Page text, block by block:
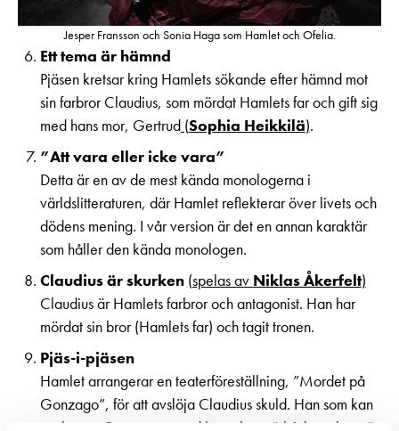
Jesper Fransson och Sonia Haga som Hamlet och Ofelia.
Ett tema är hämnd
Pjäsen kretsar kring Hamlets sökande efter hämnd mot
sin farbror Claudius, som mördat Hamlets far och gift sig
med hans mor, Gertrud(Sophia Heikkilä).
”Att vara eller icke vara”
Detta är en av de mest kända monologerna i
världslitteraturen, där Hamlet reflekterar över livets och
dödens mening. I vår version är det en annan karaktär
som håller den kända monologen.
Claudius är skurken (spelas av Niklas Åkerfelt)
Claudius är Hamlets farbror och antagonist. Han har
mördat sin bror (Hamlets far) och tagit tronen.
Pjäs-i-pjäsen
Hamlet arrangerar en teaterföreställning, ”Mordet på
Gonzago”, för att avslöja Claudius skuld. Han som kan
spelet om Gonzagos mord heter bara ”skådespelaren”